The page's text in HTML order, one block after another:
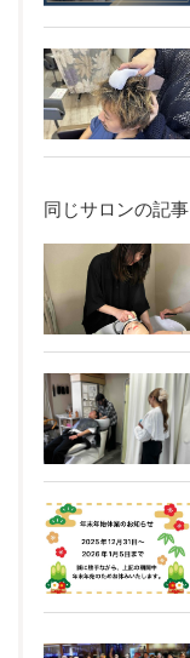
同じサロンの記事